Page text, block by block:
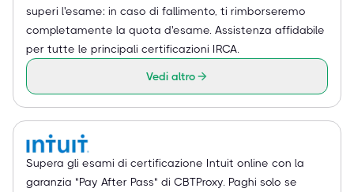
superi l'esame: in caso di fallimento, ti rimborseremo
completamente la quota d'esame. Assistenza affidabile
per tutte le principali certificazioni IRCA.
Vedi altro
Supera gli esami di certificazione Intuit online con la
garanzia "Pay After Pass" di CBTProxy. Paghi solo se